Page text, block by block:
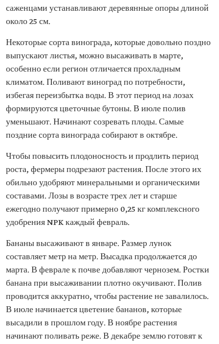
саженцами устанавливают деревянные опоры длиной
около 25 см.
Некоторые сорта винограда, которые довольно поздно
выпускают листья, можно высаживать в марте,
особенно если регион отличается прохладным
климатом. Поливают виноград по потребности,
избегая переизбытка воды. В этот период на лозах
формируются цветочные бутоны. В июле полив
уменьшают. Начинают созревать плоды. Самые
поздние сорта винограда собирают в октябре.
Чтобы повысить плодоносность и продлить период
роста, фермеры подрезают растения. После этого их
обильно удобряют минеральными и органическими
составами. Лозы в возрасте трех лет и старше
ежегодно получают примерно 0,25 кг комплексного
удобрения NPK каждый февраль.
Бананы высаживают в январе. Размер лунок
составляет метр на метр. Высадка продолжается до
марта. В феврале к почве добавляют чернозем. Ростки
банана при высаживании плотно окучивают. Полив
проводится аккуратно, чтобы растение не завалилось.
В июле начинается цветение бананов, которые
высадили в прошлом году. В ноябре растения
начинают поливать реже. В декабре землю готовят к